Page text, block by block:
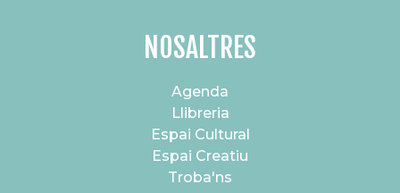
NOSALTRES
Agenda
Llibreria
Espai Cultural
Espai Creatiu
Troba'ns